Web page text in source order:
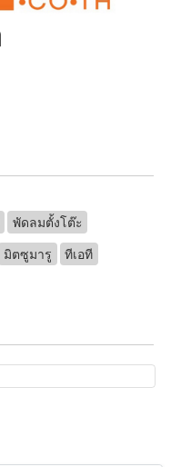
พัดลมตั้งโต๊ะ
มิตซูมารู ทีเอที